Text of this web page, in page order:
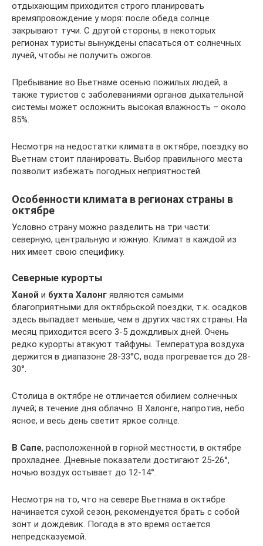
отдыхающим приходится строго планировать
времяпровождение у моря: после обеда солнце
закрывают тучи. С другой стороны, в некоторых
регионах туристы вынуждены спасаться от солнечных
лучей, чтобы не получить ожогов.
Пребывание во Вьетнаме осенью пожилых людей, а
также туристов с заболеваниями органов дыхательной
системы может осложнить высокая влажность – около
85%.
Несмотря на недостатки климата в октябре, поездку во
Вьетнам стоит планировать. Выбор правильного места
позволит избежать погодных неприятностей.
Особенности климата в регионах страны в
октябре
Условно страну можно разделить на три части:
северную, центральную и южную. Климат в каждой из
них имеет свою специфику.
Северные курорты
Ханой и бухта Халонг являются самыми
благоприятными для октябрьской поездки, т.к. осадков
здесь выпадает меньше, чем в других частях страны. На
месяц приходится всего 3-5 дождливых дней. Очень
редко курорты атакуют тайфуны. Температура воздуха
держится в диапазоне 28-33°C, вода прогревается до 28-
30°.
Столица в октябре не отличается обилием солнечных
лучей; в течение дня облачно. В Халонге, напротив, небо
ясное, и весь день светит яркое солнце.
В Сапе, расположенной в горной местности, в октябре
прохладнее. Дневные показатели достигают 25-26°,
ночью воздух остывает до 12-14°.
Несмотря на то, что на севере Вьетнама в октябре
начинается сухой сезон, рекомендуется брать с собой
зонт и дождевик. Погода в это время остается
непредсказуемой.